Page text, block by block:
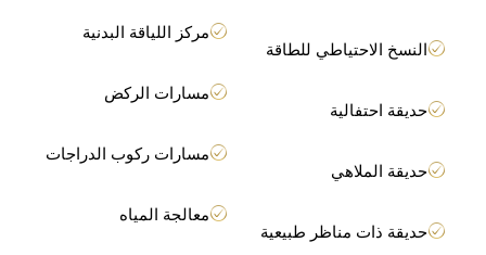
النسخ الاحتياطي للطاقة
حديقة احتفالية
حديقة الملاهي
حديقة ذات مناظر طبيعية
مركز اللياقة البدنية
مسارات الركض
مسارات ركوب الدراجات
معالجة المياه